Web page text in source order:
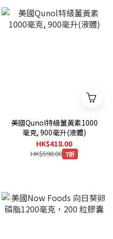
美國Qunol特級薑黃素1000
毫克, 900毫升(液體)
HK$418.00
HK$598.00 7折